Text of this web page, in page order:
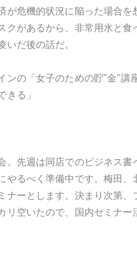
が危機的状況に陥った場合
クがあるから、非常用水と
だ後の話だ。
ンの「女子のための貯"金"
きる」
。先週は同店でのビジネス
やるべく準備中です。梅田
ナーとします。決まり次第
空いたので、国内セミナー